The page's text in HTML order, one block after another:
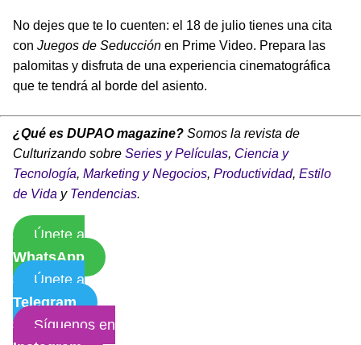
No dejes que te lo cuenten: el 18 de julio tienes una cita
con Juegos de Seducción en Prime Video. Prepara las
palomitas y disfruta de una experiencia cinematográfica
que te tendrá al borde del asiento.
¿Qué es DUPAO magazine? Somos la revista de
Culturizando sobre Series y Películas, Ciencia y
Tecnología, Marketing y Negocios, Productividad, Estilo
de Vida y Tendencias.
Únete a
WhatsApp
Únete a
Telegram
Síguenos en